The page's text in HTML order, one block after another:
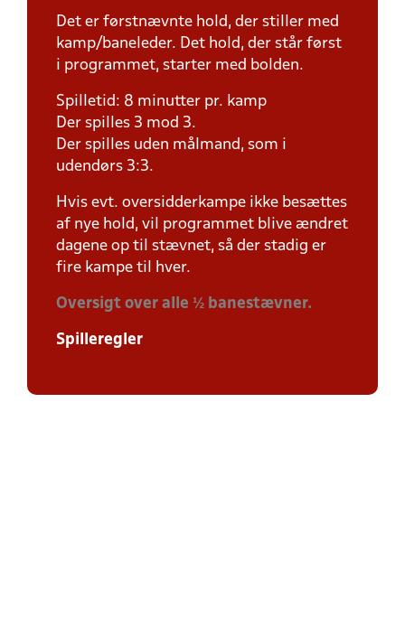
Det er førstnævnte hold, der stiller med
kamp/baneleder. Det hold, der står først
i programmet, starter med bolden.
Spilletid: 8 minutter pr. kamp
Der spilles 3 mod 3.
Der spilles uden målmand, som i
udendørs 3:3.
Hvis evt. oversidderkampe ikke besættes
af nye hold, vil programmet blive ændret
dagene op til stævnet, så der stadig er
fire kampe til hver.
Oversigt over alle ½ banestævner.
Spilleregler